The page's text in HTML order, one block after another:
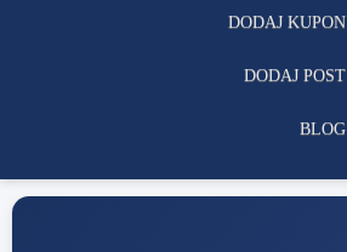
DODAJ KUPON
DODAJ POST
BLOG